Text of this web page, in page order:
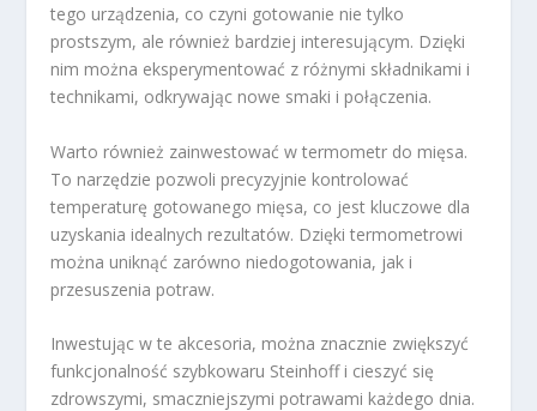
tego urządzenia, co czyni gotowanie nie tylko
prostszym, ale również bardziej interesującym. Dzięki
nim można eksperymentować z różnymi składnikami i
technikami, odkrywając nowe smaki i połączenia.
Warto również zainwestować w termometr do mięsa.
To narzędzie pozwoli precyzyjnie kontrolować
temperaturę gotowanego mięsa, co jest kluczowe dla
uzyskania idealnych rezultatów. Dzięki termometrowi
można uniknąć zarówno niedogotowania, jak i
przesuszenia potraw.
Inwestując w te akcesoria, można znacznie zwiększyć
funkcjonalność szybkowaru Steinhoff i cieszyć się
zdrowszymi, smaczniejszymi potrawami każdego dnia.